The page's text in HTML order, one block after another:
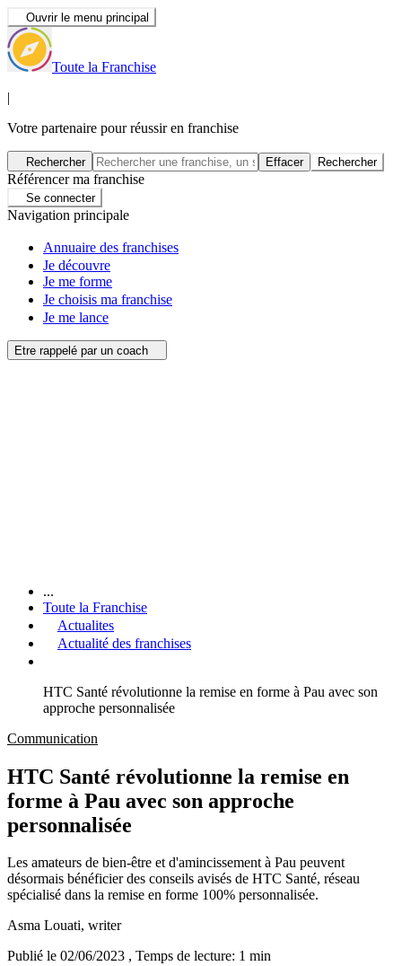
Ouvrir le menu principal
Toute la Franchise
|
Votre partenaire pour réussir en franchise
Rechercher Effacer Rechercher
Référencer ma franchise
Se connecter
Navigation principale
Annuaire des franchises
Je découvre
Je me forme
Je choisis ma franchise
Je me lance
Etre rappelé par un coach
...
Toute la Franchise
Actualites
Actualité des franchises
HTC Santé révolutionne la remise en forme à Pau avec son
approche personnalisée
Communication
HTC Santé révolutionne la remise en
forme à Pau avec son approche
personnalisée
Les amateurs de bien-être et d'amincissement à Pau peuvent
désormais bénéficier des conseils avisés de HTC Santé, réseau
spécialisé dans la remise en forme 100% personnalisée.
Asma Louati, writer
Publié le 02/06/2023 , Temps de lecture: 1 min